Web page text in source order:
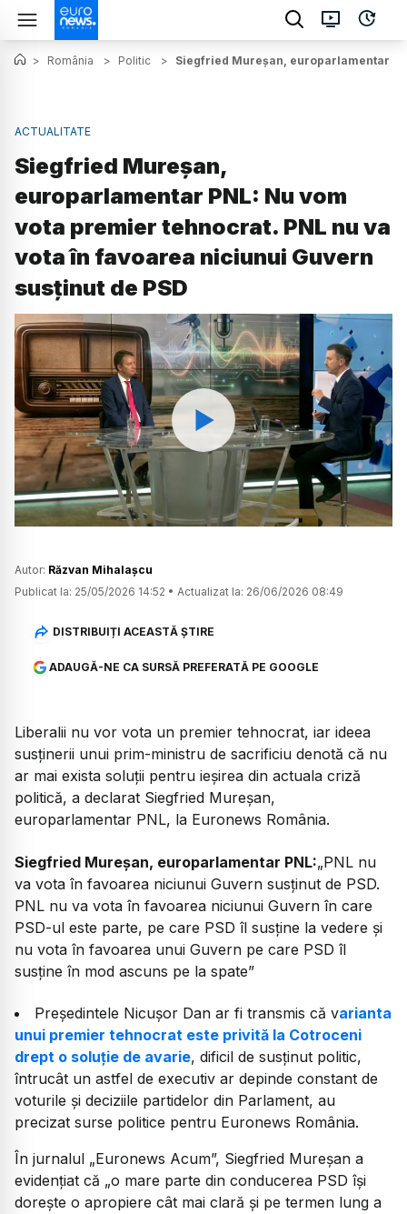
> România > Politic > Siegfried Mureșan, europarlamentar
ACTUALITATE
Siegfried Mureșan,
europarlamentar PNL: Nu vom
vota premier tehnocrat. PNL nu va
vota în favoarea niciunui Guvern
susținut de PSD
Watch
Autor: Răzvan Mihalașcu
Publicat la: 25/05/2026 14:52 • Actualizat la: 26/06/2026 08:49
DISTRIBUIȚI ACEASTĂ ȘTIRE
ADAUGĂ-NE CA SURSĂ PREFERATĂ PE GOOGLE
Liberalii nu vor vota un premier tehnocrat, iar ideea
susținerii unui prim-ministru de sacrificiu denotă că nu
ar mai exista soluții pentru ieșirea din actuala criză
politică, a declarat Siegfried Mureșan,
europarlamentar PNL, la Euronews România.
Siegfried Mureșan, europarlamentar PNL:„PNL nu
va vota în favoarea niciunui Guvern susținut de PSD.
PNL nu va vota în favoarea niciunui Guvern în care
PSD-ul este parte, pe care PSD îl susține la vedere și
nu vota în favoarea unui Guvern pe care PSD îl
susține în mod ascuns pe la spate”
Președintele Nicușor Dan ar fi transmis că varianta
unui premier tehnocrat este privită la Cotroceni
drept o soluție de avarie, dificil de susținut politic,
întrucât un astfel de executiv ar depinde constant de
voturile și deciziile partidelor din Parlament, au
precizat surse politice pentru Euronews România.
În jurnalul „Euronews Acum”, Siegfried Mureșan a
evidențiat că „o mare parte din conducerea PSD își
dorește o apropiere cât mai clară și pe termen lung a